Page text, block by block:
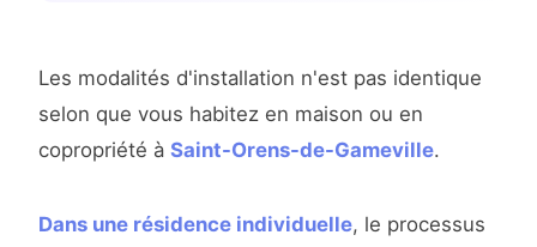
Les modalités d'installation n'est pas identique
selon que vous habitez en maison ou en
copropriété à Saint-Orens-de-Gameville.
Dans une résidence individuelle, le processus